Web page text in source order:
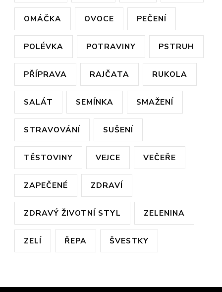
OMÁČKA OVOCE PEČENÍ
POLÉVKA POTRAVINY PSTRUH
PŘÍPRAVA RAJČATA RUKOLA
SALÁT SEMÍNKA SMAŽENÍ
STRAVOVÁNÍ SUŠENÍ
TĚSTOVINY VEJCE VEČEŘE
ZAPEČENÉ ZDRAVÍ
ZDRAVÝ ŽIVOTNÍ STYL ZELENINA
ZELÍ ŘEPA ŠVESTKY